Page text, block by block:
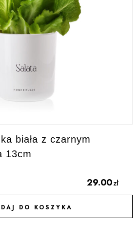
biała z czarnym
13cm
29.00zł
DO KOSZYKA
DO ULUBIONYCH